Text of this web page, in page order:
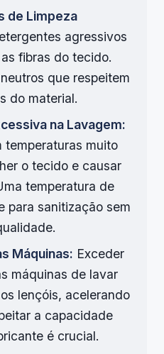
de Limpeza
agressivos
fibras do tecido.
que respeitem
do material.
na Lavagem:
temperaturas muito
o tecido e causar
temperatura de
para sanitização sem
Máquinas: Exceder
máquinas de lavar
lençóis, acelerando
a capacidade
é crucial.